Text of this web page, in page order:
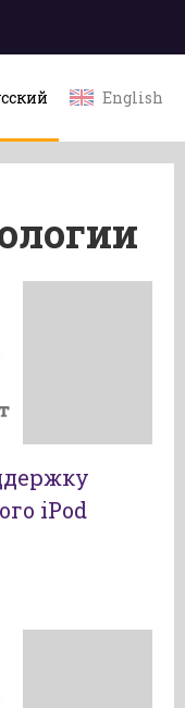
English
iPod